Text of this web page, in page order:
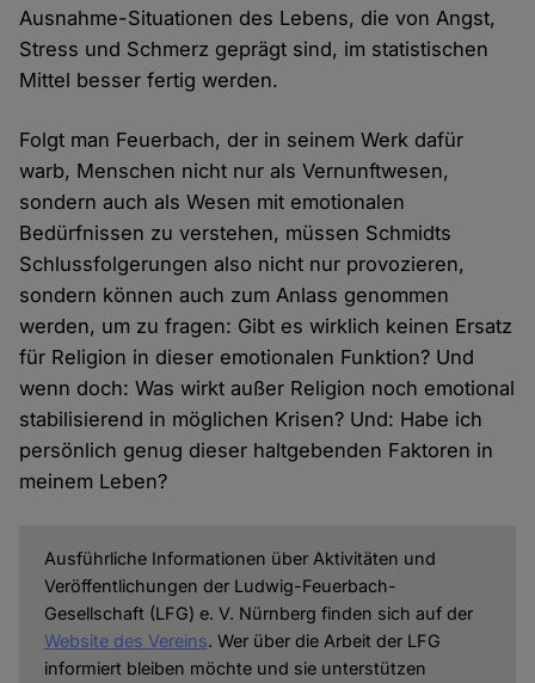
Ausnahme-Situationen des Lebens, die von Angst,
Stress und Schmerz geprägt sind, im statistischen
Mittel besser fertig werden.
Folgt man Feuerbach, der in seinem Werk dafür
warb, Menschen nicht nur als Vernunftwesen,
sondern auch als Wesen mit emotionalen
Bedürfnissen zu verstehen, müssen Schmidts
Schlussfolgerungen also nicht nur provozieren,
sondern können auch zum Anlass genommen
werden, um zu fragen: Gibt es wirklich keinen Ersatz
für Religion in dieser emotionalen Funktion? Und
wenn doch: Was wirkt außer Religion noch emotional
stabilisierend in möglichen Krisen? Und: Habe ich
persönlich genug dieser haltgebenden Faktoren in
meinem Leben?
Ausführliche Informationen über Aktivitäten und
Veröffentlichungen der Ludwig-Feuerbach-
Gesellschaft (LFG) e. V. Nürnberg finden sich auf der
Website des Vereins. Wer über die Arbeit der LFG
informiert bleiben möchte und sie unterstützen